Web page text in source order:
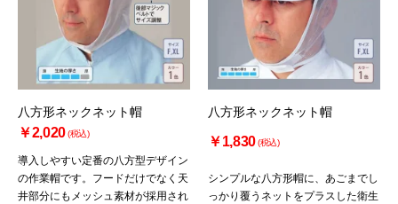
八方形ネックネット帽
￥2,020(税込)
導入しやすい定番の八方型デザイン
の作業帽です。フードだけでなく天
井部分にもメッシュ素材が採用され
八方形ネックネット帽
￥1,830(税込)
シンプルな八方形帽に、あごまでし
っかり覆うネットをプラスした衛生